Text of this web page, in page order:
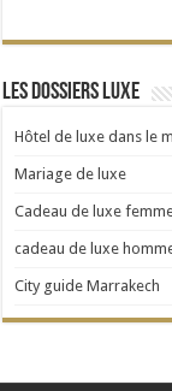
Les dossiers Luxe
Hôtel de luxe dans le
Mariage de luxe
Cadeau de luxe
cadeau de luxe
City guide Marrakech